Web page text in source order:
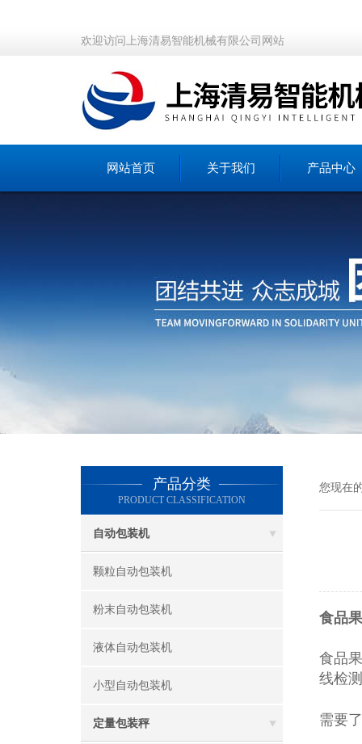
欢迎访问上海清易智能机械有限公司网站
网站首页 关于我们 产品中心
产品分类
PRODUCT CLASSIFICATION
自动包装机
颗粒自动包装机
粉末自动包装机
液体自动包装机
小型自动包装机
定量包装秤
您现在
食品
食品
线检
需要